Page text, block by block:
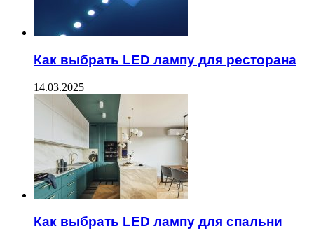
Как выбрать LED лампу для ресторана
14.03.2025
Как выбрать LED лампу для спальни